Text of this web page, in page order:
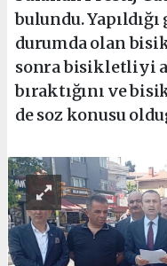
bulundu.
durumda olan
sonra bisikletliyi
bıraktığını ve
de soz konusu